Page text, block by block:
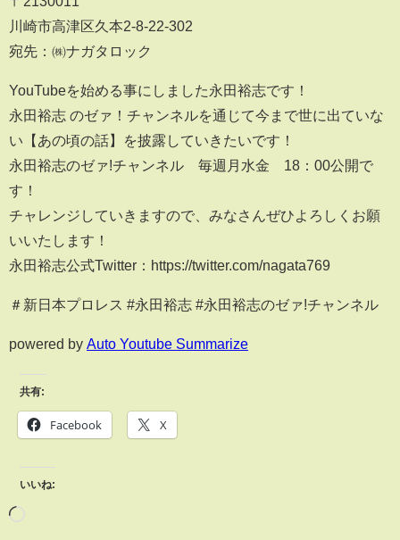
川崎市高津区久本2-8-22-302
宛先：㈱ナガタロック
YouTubeを始める事にしました永田裕志です！
永田裕志 のゼァ！チャンネルを通じて今まで世に出ていな
い【あの頃の話】を披露していきたいです！
永田裕志のゼァ!チャンネル 毎週月水金 18：00公開で
す！
チャレンジしていきますので、みなさんぜひよろしくお願
いいたします！
永田裕志公式Twitter：https://twitter.com/nagata769
＃新日本プロレス #永田裕志 #永田裕志のゼァ!チャンネル
powered by Auto Youtube Summarize
共有:
Facebook X
いいね: